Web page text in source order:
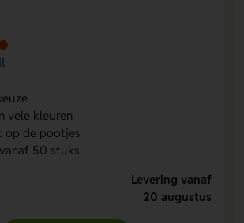
vele kleuren
op de pootjes
50 stuks
Levering vanaf
20 augustus